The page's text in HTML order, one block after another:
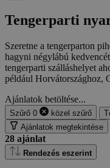
Tengerparti
Szeretne a tengerparton
hagyni négylábú
tengerparti szálláshelyet
például Horvátországhoz,
Ajánlatok betöltése...
Szűrő 0 közel szűrő
Ajánlatok megtekintése
28 ajánlat
Rendezés eszerint